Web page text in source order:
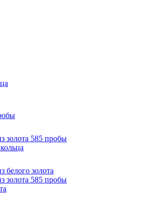
золота 585 пробы
белого золота
золота 585 пробы